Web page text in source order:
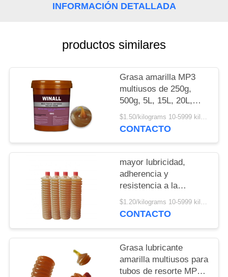
PRIVACY
POLICY
INFORMACIÓN DETALLADA
productos similares
Grasa amarilla MP3
multiusos de 250g,
500g, 5L, 15L, 20L,
mejor lubricidad,
adherencia y
$1.50/kilograms 10-5999 kilograms MOQ:10 kilogramos
CONTACTO
mayor lubricidad,
adherencia y
resistencia a la
abrasión. Grasa
multiuso MP2 para
$1.20/kilograms 10-5999 kilograms MOQ:10 kilogramos
CONTACTO
Grasa lubricante
amarilla multiusos para
tubos de resorte MP2,